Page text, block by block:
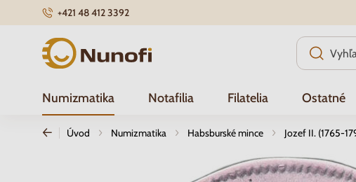
+421 48 412 3392
Nunofi.sk
Numizmatika Notafilia Filatelia Ostatné
Úvod Numizmatika Habsburské mince Jozef II. (1765-